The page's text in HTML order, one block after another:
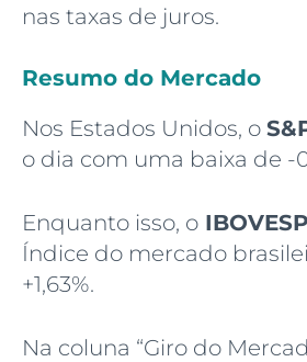
nas taxas de juros.
Resumo do Mercado
Nos Estados Unidos, o
o dia com uma baixa de -
Enquanto isso, o
Índice do mercado
+1,63%.
Na coluna “Giro do